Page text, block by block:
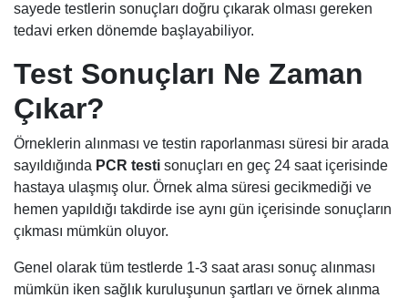
sayede testlerin sonuçları doğru çıkarak olması gereken
tedavi erken dönemde başlayabiliyor.
Test Sonuçları Ne Zaman
Çıkar?
Örneklerin alınması ve testin raporlanması süresi bir arada
sayıldığında PCR testi sonuçları en geç 24 saat içerisinde
hastaya ulaşmış olur. Örnek alma süresi gecikmediği ve
hemen yapıldığı takdirde ise aynı gün içerisinde sonuçların
çıkması mümkün oluyor.
Genel olarak tüm testlerde 1-3 saat arası sonuç alınması
mümkün iken sağlık kuruluşunun şartları ve örnek alınma